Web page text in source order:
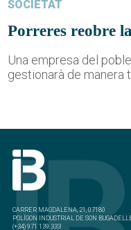
SOCIETAT
Porreres reobre
Una empresa del
gestionarà de manera
CARRER MAGDALENA, 21, 07180
POLÍGON INDUSTRIAL DE SON
(+34) 971 139 333